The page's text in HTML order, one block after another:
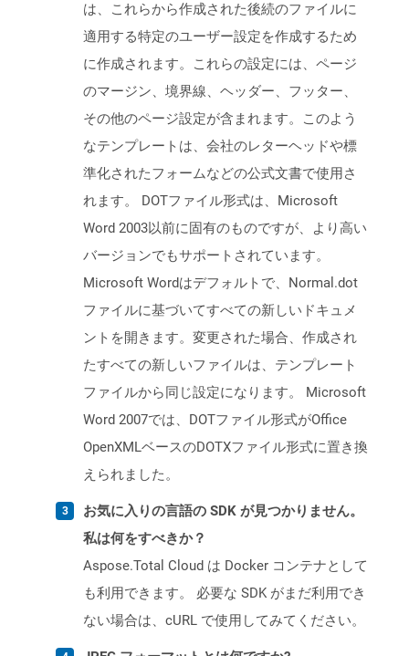
は、これらから作成された後続のファイルに
適用する特定のユーザー設定を作成するため
に作成されます。これらの設定には、ページ
のマージン、境界線、ヘッダー、フッター、
その他のページ設定が含まれます。このよう
なテンプレートは、会社のレターヘッドや標
準化されたフォームなどの公式文書で使用さ
れます。 DOTファイル形式は、Microsoft
Word 2003以前に固有のものですが、より高い
バージョンでもサポートされています。
Microsoft Wordはデフォルトで、Normal.dot
ファイルに基づいてすべての新しいドキュメ
ントを開きます。変更された場合、作成され
たすべての新しいファイルは、テンプレート
ファイルから同じ設定になります。 Microsoft
Word 2007では、DOTファイル形式がOffice
OpenXMLベースのDOTXファイル形式に置き換
えられました。
お気に入りの言語の SDK が見つかりません。
私は何をすべきか？
Aspose.Total Cloud は Docker コンテナとして
も利用できます。 必要な SDK がまだ利用でき
ない場合は、cURL で使用してみてください。